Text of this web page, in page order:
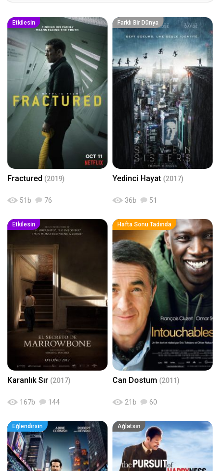
Etkilesin
Fractured (2019)
51 b 76
Farklı Bir Dünya
Yedinci Hayat (2017)
36b 51
Etkilesin
Karanlık Sır (2017)
167b 144
Hafta Sonu Tadında
Can Dostum (2011)
21 b 60
Eğlendirsin Ağlatsın